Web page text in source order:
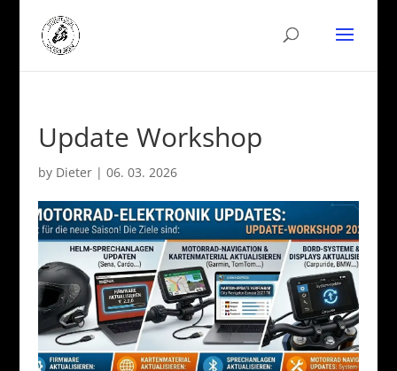
Update Workshop
by Dieter| 06. 03. 2026